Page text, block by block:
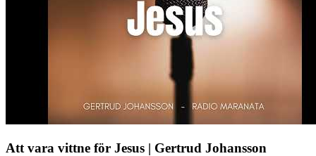
Att vara vittne för Jesus | Gertrud Johansson